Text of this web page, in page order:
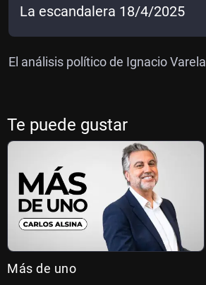
La escandalera 18/4/2025
El análisis político de Ignacio Varela
Te puede gustar
Más de uno